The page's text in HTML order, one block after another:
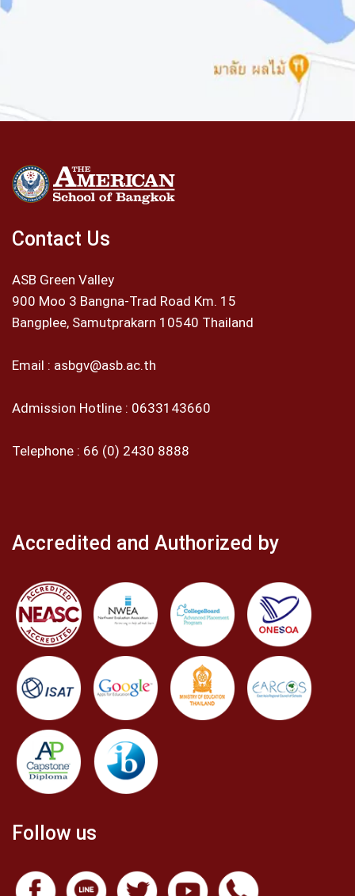
Contact Us
ASB Green Valley
900 Moo 3 Bangna-Trad Road Km. 15
Bangplee, Samutprakarn 10540 Thailand
Email : asbgv@asb.ac.th
Admission Hotline : 0633143660
Telephone : 66 (0) 2430 8888
Accredited and Authorized by
Follow us